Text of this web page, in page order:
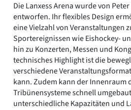
Die Lanxess Arena wurde von
entworfen. Ihr flexibles Design
eine Vielzahl von Veranstaltungen
Sportereignissen wie Eishockey-
hin zu Konzerten, Messen und
technisches Highlight ist die
verschiedene
kann. Zudem kann der Innenraum
Tribünensysteme schnell
unterschiedliche Kapazitäten und